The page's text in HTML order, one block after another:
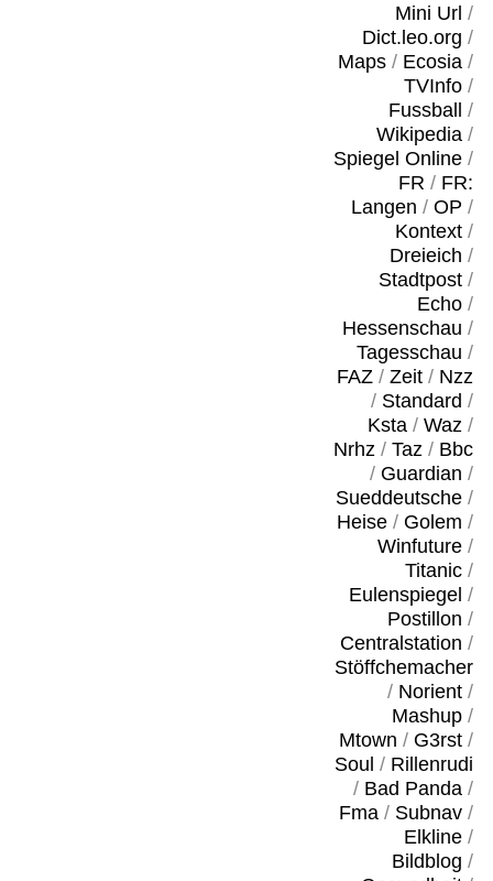
Mini Url /
Dict.leo.org /
Maps/ Ecosia/
TVInfo/
Fussball
/
Wikipedia/
Spiegel Online/
FR / FR:
Langen / OP /
Kontext/
Dreieich /
Stadtpost/
Echo/
Hessenschau /
Tagesschau /
FAZ/ Zeit/ Nzz
/ Standard /
Ksta/ Waz/
Nrhz/ Taz/ Bbc
/ Guardian /
Sueddeutsche/
Heise/ Golem /
Winfuture/
Titanic/
Eulenspiegel /
Postillon /
Centralstation /
Stöffchemacher
/ Norient/
Mashup/
Mtown / G3rst/
Soul / Rillenrudi
/ Bad Panda/
Fma/ Subnav/
Elkline/
Bildblog /